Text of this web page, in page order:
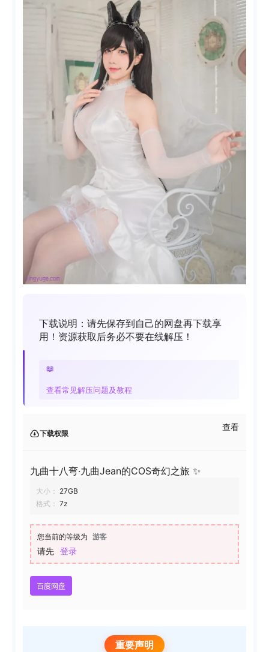
下载说明：请先保存到自己的网盘再下载享
用！资源获取后务必不要在线解压！
📖
查看常见解压问题及教程
下载权限
查看
九曲十八弯·九曲Jean的COS奇幻之旅 ✨
大小： 27GB
格式： 7z
您当前的等级为 游客
请先 登录
百度网盘
重要声明